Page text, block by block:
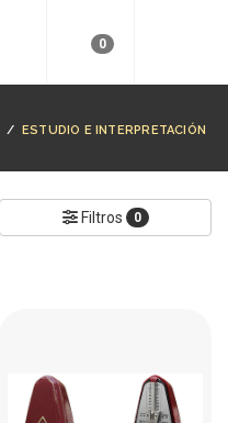
0
/ ESTUDIO E INTERPRETACIÓN
Filtros 0